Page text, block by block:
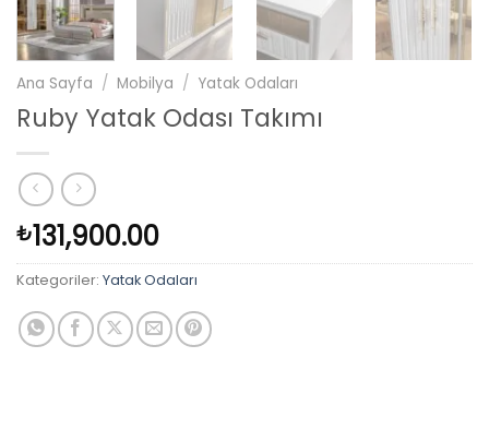
Ana Sayfa / Mobilya / Yatak Odaları
Ruby Yatak Odası Takımı
₺131,900.00
Kategoriler: Yatak Odaları